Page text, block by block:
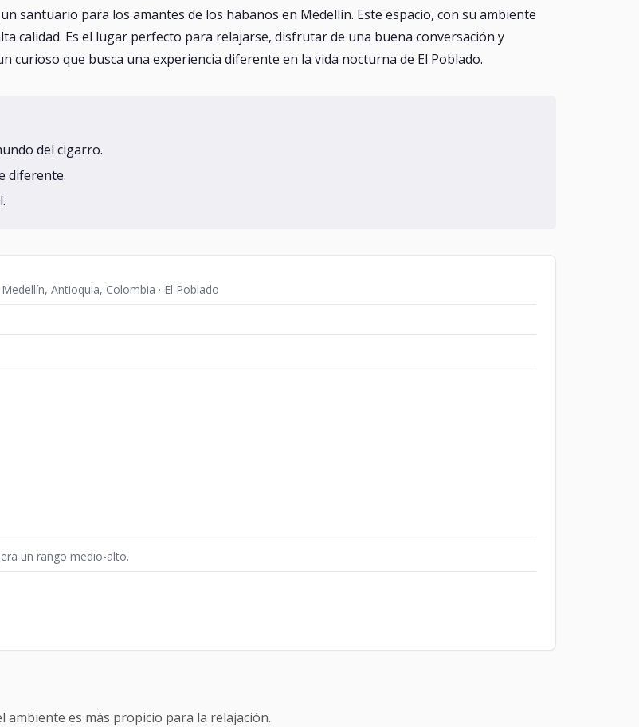
santuario para los amantes de los habanos en Medellín. Este espacio, con su ambiente
calidad. Es el lugar perfecto para relajarse, disfrutar de una buena conversación y
curioso que busca una experiencia diferente en la vida nocturna de El Poblado.
del cigarro.
diferente.
Antioquia, Colombia · El Poblado
un rango medio-alto.
es más propicio para la relajación.